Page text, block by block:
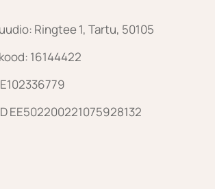
Ringtee 1, Tartu, 50105
16144422
EE502200221075928132